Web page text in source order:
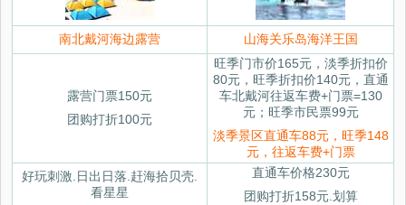
南北戴河海边露营 山海关乐岛海洋王国
露营门票150元
团购打折100元
旺季门市价165元，淡季折扣价
80元，旺季折扣价140元，直通
车北戴河往返车费+门票=130
元；旺季市民票99元
淡季景区直通车88元，旺季148
元，往返车费+门票
好玩刺激.日出日落.赶海拾贝壳.
看星星
直通车价格230元
团购打折158元.划算